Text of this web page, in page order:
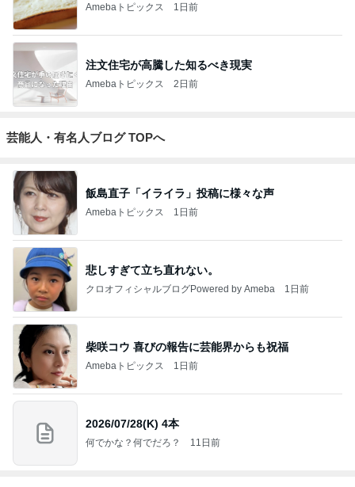
Amebaトピックス 1日前
注文住宅が高騰した知るべき現実
Amebaトピックス 2日前
芸能人・有名人ブログ TOPへ
飯島直子「イライラ」投稿に様々な声
Amebaトピックス 1日前
悲しすぎて立ち直れない。
クロオフィシャルブログPowered by Ameba 1日前
柴咲コウ 喜びの報告に芸能界からも祝福
Amebaトピックス 1日前
2026/07/28(K) 4本
何でかな？何でだろ？ 11日前